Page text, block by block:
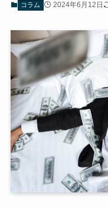
コラム 2024年6月12日